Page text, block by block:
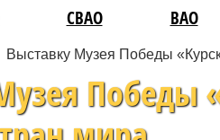
СВАО ВАО
Выставку Музея Победы
Победы